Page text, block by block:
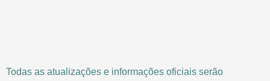
Todas as atualizações e informações oficiais serão